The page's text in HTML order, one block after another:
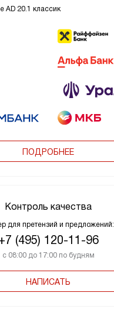
AD 20.1 классик
ПОДРОБНЕЕ
Контроль качества
для претензий и предложений:
(495) 120-11-96
с 08:00 до 17:00 по будням
НАПИСАТЬ